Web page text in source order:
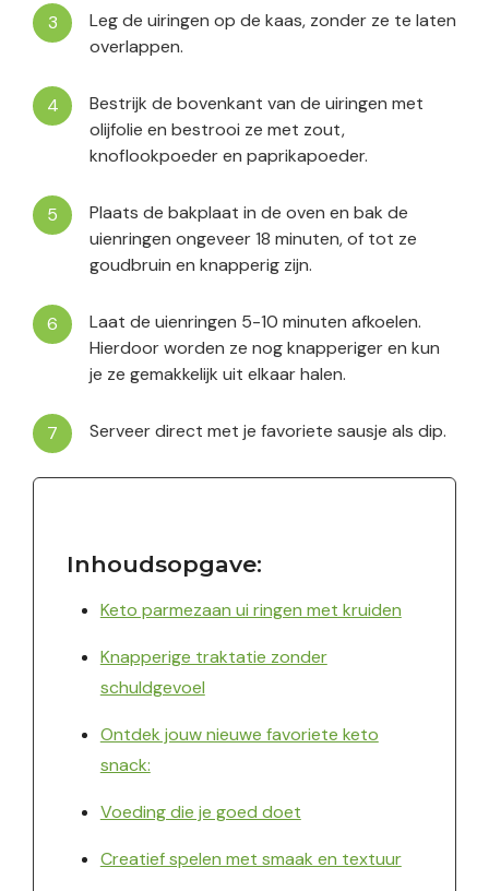
Leg de uiringen op de kaas, zonder ze te laten
overlappen.
Bestrijk de bovenkant van de uiringen met
olijfolie en bestrooi ze met zout,
knoflookpoeder en paprikapoeder.
Plaats de bakplaat in de oven en bak de
uienringen ongeveer 18 minuten, of tot ze
goudbruin en knapperig zijn.
Laat de uienringen 5-10 minuten afkoelen.
Hierdoor worden ze nog knapperiger en kun
je ze gemakkelijk uit elkaar halen.
Serveer direct met je favoriete sausje als dip.
Inhoudsopgave:
Keto parmezaan ui ringen met kruiden
Knapperige traktatie zonder
schuldgevoel
Ontdek jouw nieuwe favoriete keto
snack:
Voeding die je goed doet
Creatief spelen met smaak en textuur